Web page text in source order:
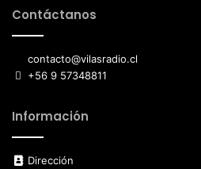
Contáctanos
contacto@vilasradio.cl
+56 9 57348811
Información
Dirección